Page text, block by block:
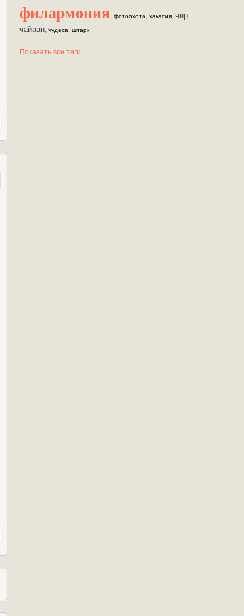
филармония, фотоохота, хакасия, чир
чайаан, чудеса, штарк
Показать все теги